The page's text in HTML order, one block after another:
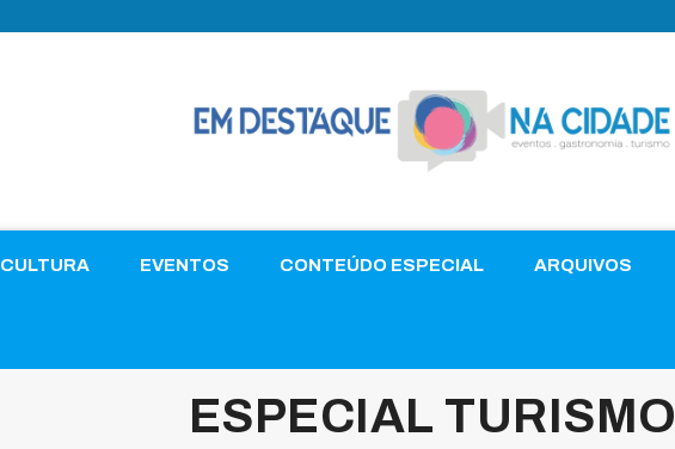
CULTURA EVENTOS CONTEÚDO ESPECIAL ARQUIVOS
ESPECIAL TURISMO